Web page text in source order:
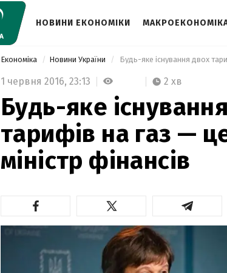
НОВИНИ ЕКОНОМІКИ
Економіка Новини України
1 червня 2016, 23:13 2 хв
Будь-яке
тарифів на газ —
міністр фінансів